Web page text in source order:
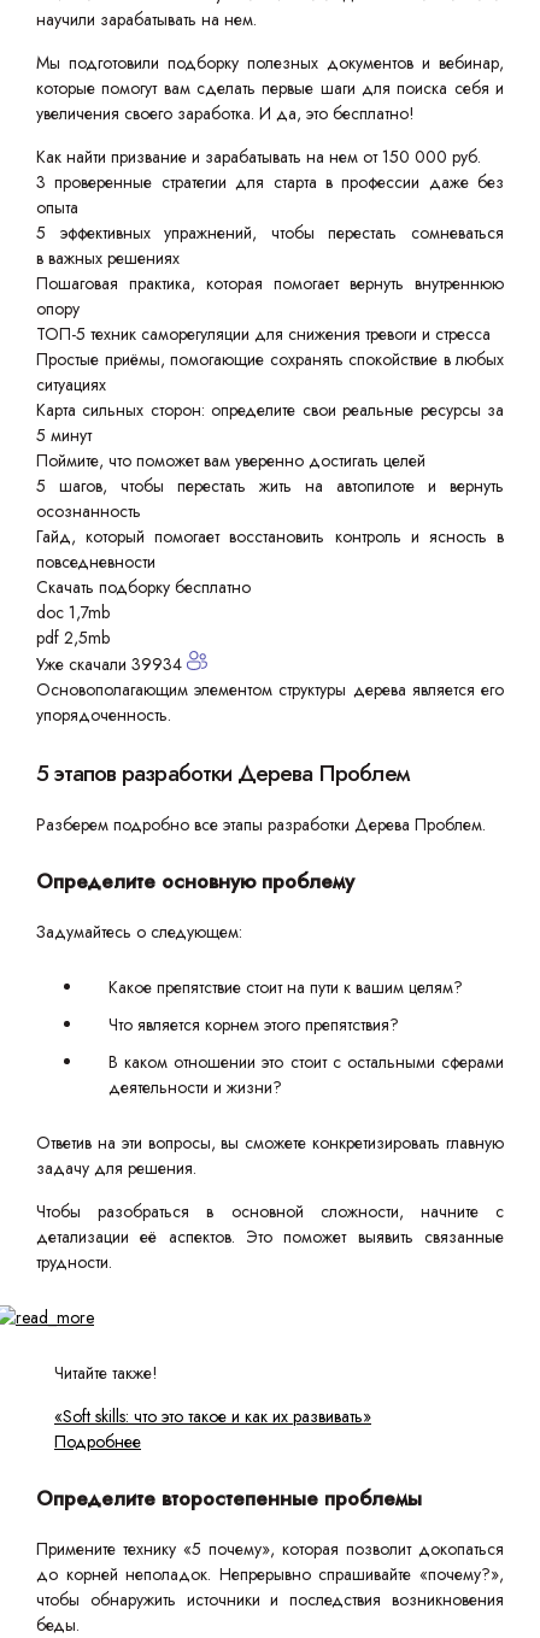
научили зарабатывать на нем.
Мы подготовили подборку полезных документов и вебинар,
которые помогут вам сделать первые шаги для поиска себя и
увеличения своего заработка. И да, это бесплатно!
Как найти призвание и зарабатывать на нем от 150 000 руб.
3 проверенные стратегии для старта в профессии даже без
опыта
5 эффективных упражнений, чтобы перестать сомневаться
в важных решениях
Пошаговая практика, которая помогает вернуть внутреннюю
опору
ТОП-5 техник саморегуляции для снижения тревоги и стресса
Простые приёмы, помогающие сохранять спокойствие в любых
ситуациях
Карта сильных сторон: определите свои реальные ресурсы за
5 минут
Поймите, что поможет вам уверенно достигать целей
5 шагов, чтобы перестать жить на автопилоте и вернуть
осознанность
Гайд, который помогает восстановить контроль и ясность в
повседневности
Скачать подборку бесплатно
doc 1,7mb
pdf 2,5mb
Уже скачали 39934
Основополагающим элементом структуры дерева является его
упорядоченность.
5 этапов разработки Дерева Проблем
Разберем подробно все этапы разработки Дерева Проблем.
Определите основную проблему
Задумайтесь о следующем:
Какое препятствие стоит на пути к вашим целям?
Что является корнем этого препятствия?
В каком отношении это стоит с остальными сферами
деятельности и жизни?
Ответив на эти вопросы, вы сможете конкретизировать главную
задачу для решения.
Чтобы разобраться в основной сложности, начните с
детализации её аспектов. Это поможет выявить связанные
трудности.
Читайте также!
«Soft skills: что это такое и как их развивать»
Подробнее
Определите второстепенные проблемы
Примените технику «5 почему», которая позволит докопаться
до корней неполадок. Непрерывно спрашивайте «почему?»,
чтобы обнаружить источники и последствия возникновения
беды.